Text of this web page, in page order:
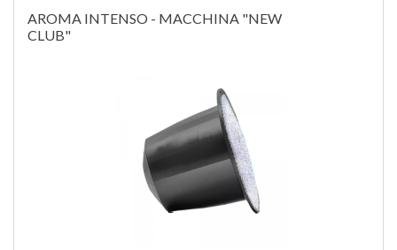
AROMA INTENSO - MACCHINA "NEW
CLUB"